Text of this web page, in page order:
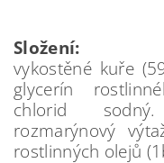
Složení:
vykostěné kuře
glycerín
chlorid
rozmarýnový
rostlinných olejů